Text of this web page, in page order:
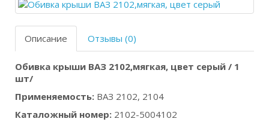
Описание Отзывы (0)
Обивка крыши ВАЗ 2102,мягкая, цвет серый / 1
шт/
Применяемость: ВАЗ 2102, 2104
Каталожный номер: 2102-5004102